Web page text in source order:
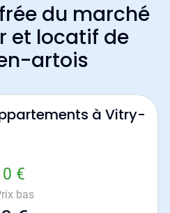
du marché
et locatif de
artois
à Vitry-
0 €
bas